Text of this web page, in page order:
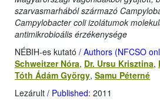
szarvasmarhából származó
Campylobacter coli izolátumok
antimikrobioális érzékenysége
NÉBIH-es kutató / Authors (NFCSO
Schweitzer Nóra, Dr. Ursu Krisztina,
Tóth Ádám György, Samu Péterné
Lezárult / Published: 2011